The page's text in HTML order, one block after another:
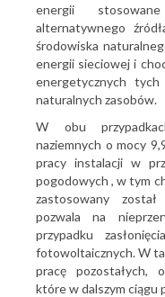
energii
alternatywnego
środowiska
energii sieciowej i
energetycznych
naturalnych zasobów.
W obu
naziemnych o mocy
pracy instalacji w
pogodowych , w tym
zastosowany
pozwala na
przypadku
fotowoltaicznych. W
pracę pozostałych,
które w dalszym ciągu